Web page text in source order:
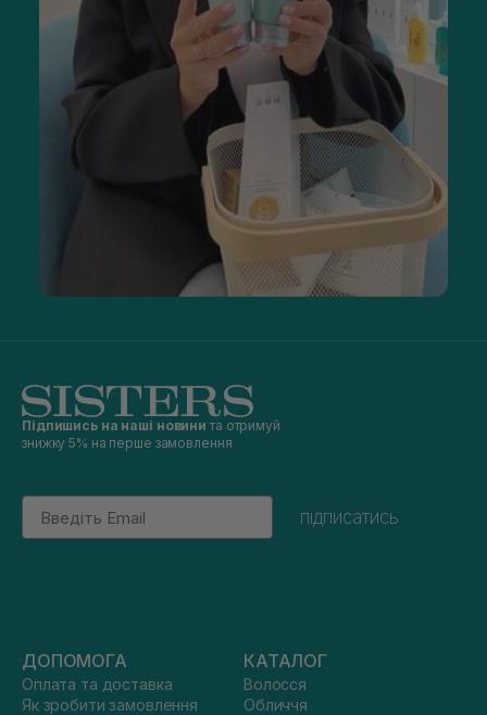
Підпишись на наші новини та отримуй
знижку 5% на перше замовлення
Email
підписатись
ДОПОМОГА
Оплата та доставка
Як зробити замовлення
КАТАЛОГ
Волосся
Обличчя